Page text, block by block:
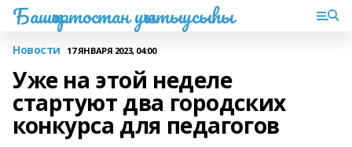
Башҡортостан уҡытыусыһы
Новости 17 ЯНВАРЯ 2023, 04:00
Уже на этой неделе
стартуют два городских
конкурса для педагогов